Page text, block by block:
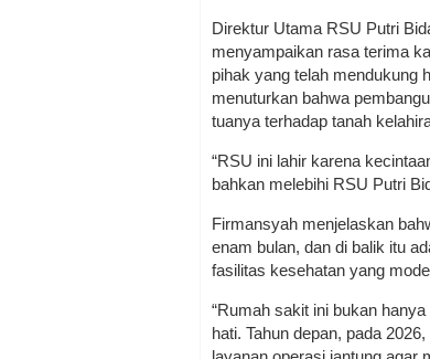
Direktur Utama RSU Putri
menyampaikan rasa terima
pihak yang telah mendukung
menuturkan bahwa
tuanya terhadap tanah
“RSU ini lahir karena
bahkan melebihi RSU Putri
Firmansyah menjelaskan
enam bulan, dan di balik itu
fasilitas kesehatan yang
“Rumah sakit ini bukan
hati. Tahun depan, pada